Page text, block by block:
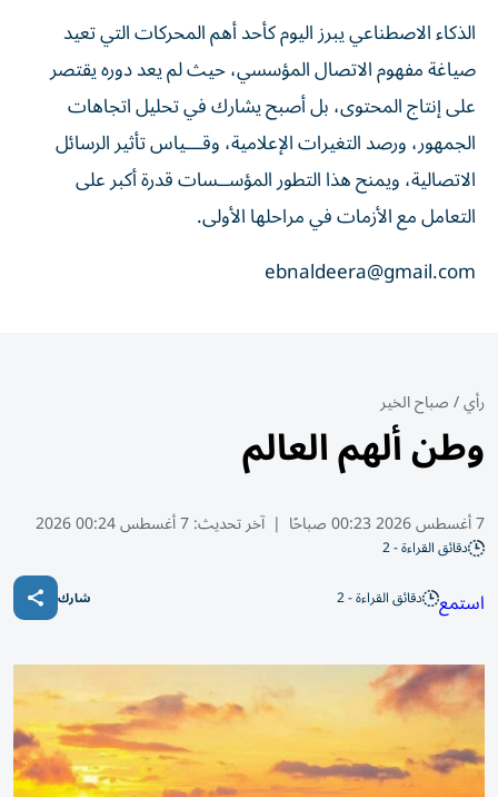
الذكاء الاصطناعي يبرز اليوم كأحد أهم المحركات التي تعيد
صياغة مفهوم الاتصال المؤسسي، حيث لم يعد دوره يقتصر
على إنتاج المحتوى، بل أصبح يشارك في تحليل اتجاهات
الجمهور، ورصد التغيرات الإعلامية، وقـــياس تأثير الرسائل
الاتصالية، ويمنح هذا التطور المؤســسات قدرة أكبر على
التعامل مع الأزمات في مراحلها الأولى.
ebnaldeera@gmail.com
رأي/صباح الخير
وطن ألهم العالم
7 أغسطس 2026 00:23 صباحًا | آخر تحديث:7 أغسطس 00:24 2026
دقائق القراءة - 2
استمع دقائق القراءة - 2 شارك